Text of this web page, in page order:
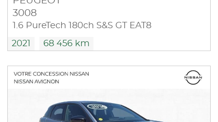
3008
1.6 PureTech 180ch S&S GT EAT8
2021 68 456 km